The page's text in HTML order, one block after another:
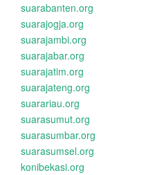
suarabanten.org
suarajogja.org
suarajambi.org
suarajabar.org
suarajatim.org
suarajateng.org
suarariau.org
suarasumut.org
suarasumbar.org
suarasumsel.org
konibekasi.org